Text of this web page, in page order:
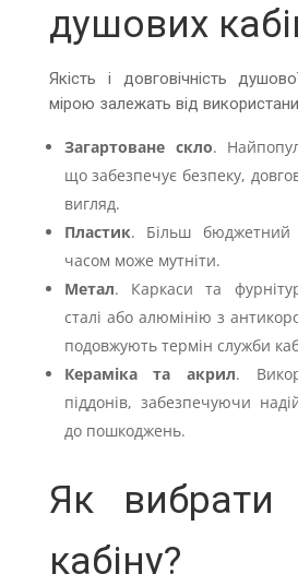
душових
Якість і довговічність
мірою залежать від
Загартоване скло.
що забезпечує безпеку,
вигляд.
Пластик. Більш бюджетний
часом може мутніти.
Метал. Каркаси та
сталі або алюмінію з
подовжують термін служби
Кераміка та акрил.
піддонів, забезпечуючи
до пошкоджень.
Як вибрати
кабіну?